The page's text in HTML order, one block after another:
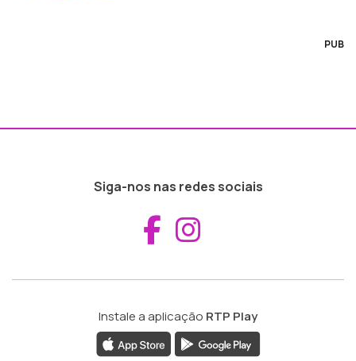
PUB
Siga-nos nas redes sociais
Aceder ao
Instale a aplicação RTP Play